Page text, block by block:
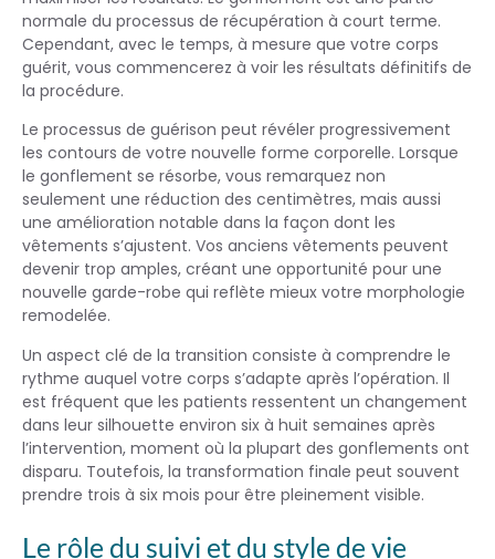
normale du processus de récupération à court terme.
Cependant, avec le temps, à mesure que votre corps
guérit, vous commencerez à voir les résultats définitifs de
la procédure.
Le processus de guérison peut révéler progressivement
les contours de votre nouvelle forme corporelle. Lorsque
le gonflement se résorbe, vous remarquez non
seulement une réduction des centimètres, mais aussi
une amélioration notable dans la façon dont les
vêtements s’ajustent. Vos anciens vêtements peuvent
devenir trop amples, créant une opportunité pour une
nouvelle garde-robe qui reflète mieux votre morphologie
remodelée.
Un aspect clé de la transition consiste à comprendre le
rythme auquel votre corps s’adapte après l’opération. Il
est fréquent que les patients ressentent un changement
dans leur silhouette environ six à huit semaines après
l’intervention, moment où la plupart des gonflements ont
disparu. Toutefois, la transformation finale peut souvent
prendre trois à six mois pour être pleinement visible.
Le rôle du suivi et du style de vie